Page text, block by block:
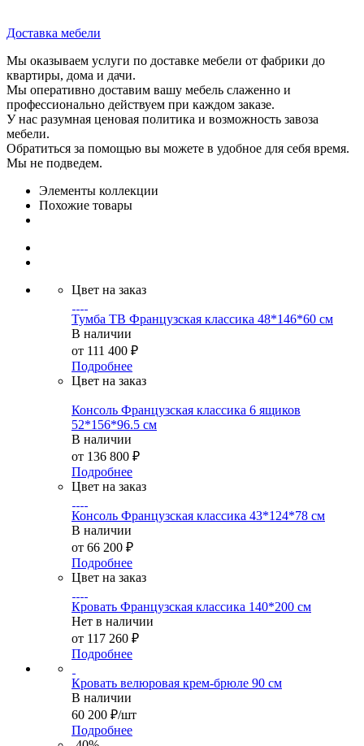
Доставка мебели
Мы оказываем услуги по доставке мебели от фабрики до
квартиры, дома и дачи.
Мы оперативно доставим вашу мебель слаженно и
профессионально действуем при каждом заказе.
У нас разумная ценовая политика и возможность завоза
мебели.
Обратиться за помощью вы можете в удобное для себя время.
Мы не подведем.
Элементы коллекции
Похожие товары
Цвет на заказ
Тумба ТВ Французская классика 48*146*60 см
В наличии
от 111 400 ₽
Подробнее
Цвет на заказ
Консоль Французская классика 6 ящиков
52*156*96.5 см
В наличии
от 136 800 ₽
Подробнее
Цвет на заказ
Консоль Французская классика 43*124*78 см
В наличии
от 66 200 ₽
Подробнее
Цвет на заказ
Кровать Французская классика 140*200 см
Нет в наличии
от 117 260 ₽
Подробнее
Кровать велюровая крем-брюле 90 см
В наличии
60 200 ₽/шт
Подробнее